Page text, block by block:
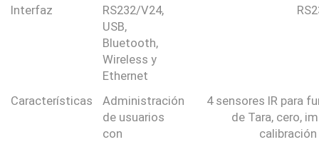
Interfaz
RS232/V24,
USB,
Bluetooth,
Wireless y
Ethernet
Características
Administración
de usuarios
con
4 sensores IR para
de Tara, cero,